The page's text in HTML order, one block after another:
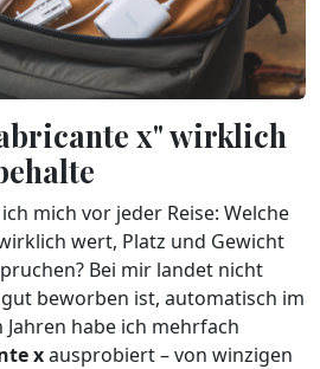
x" wirklich
mich vor jeder Reise: Welche
wert, Platz und Gewicht
Bei mir landet nicht
beworben ist, automatisch im
habe ich mehrfach
xausprobiert – von winzigen